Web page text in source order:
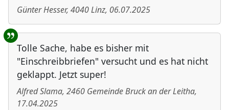
Günter Hesser, 4040Linz, 06.07.2025
Tolle Sache, habe es bisher mit
"Einschreibbriefen" versucht und es hat nicht
geklappt. Jetzt super!
Alfred Slama, 2460 Gemeinde Bruck an der Leitha,
17.04.2025